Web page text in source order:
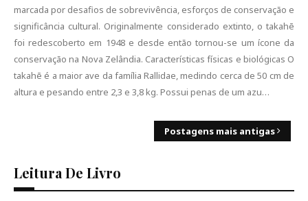
marcada por desafios de sobrevivência, esforços de conservação e
significância cultural. Originalmente considerado extinto, o takahē
foi redescoberto em 1948 e desde então tornou-se um ícone da
conservação na Nova Zelândia. Características físicas e biológicas O
takahē é a maior ave da família Rallidae, medindo cerca de 50 cm de
altura e pesando entre 2,3 e 3,8 kg. Possui penas de um azu…
Postagens mais antigas
Leitura De Livro